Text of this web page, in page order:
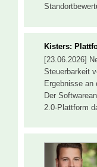
Kisters:
[23.06.2026]
Steuerbarkeit
Ergebnisse an
Der
2.0-Plattform